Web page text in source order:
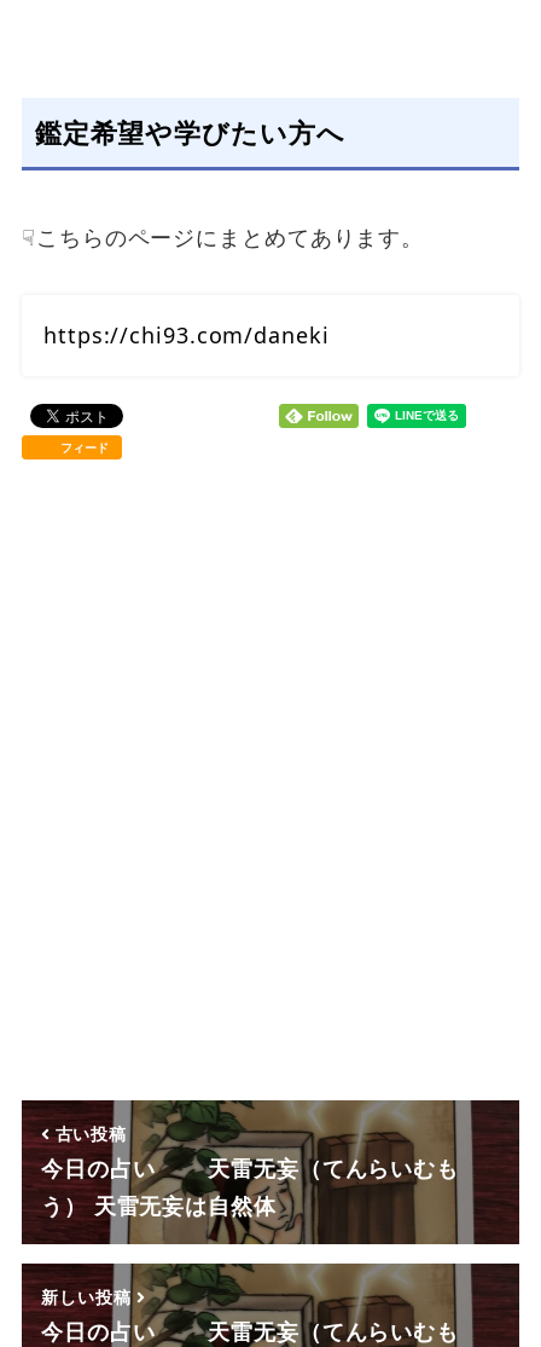
鑑定希望や学びたい方へ
☟こちらのページにまとめてあります。
https://chi93.com/daneki
フィード
古い投稿
今日の占い 天雷无妄（てんらいむも
う） 天雷无妄は自然体
新しい投稿
今日の占い 天雷无妄（てんらいむも